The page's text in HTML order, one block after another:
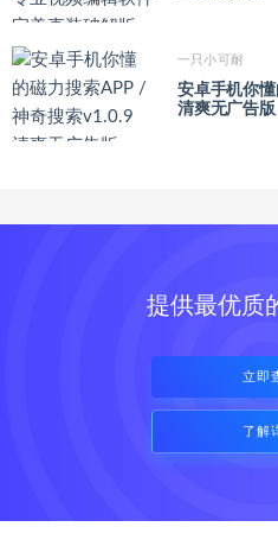
一只小可耐
安卓手机你
清爽无广告版
提供最优质
立即
了解